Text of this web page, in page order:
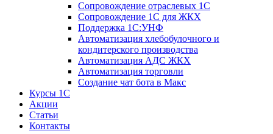
Сопровождение отраслевых 1С
Сопровождение 1С для ЖКХ
Поддержка 1С:УНФ
Автоматизация хлебобулочного и
кондитерского производства
Автоматизация АДС ЖКХ
Автоматизация торговли
Создание чат бота в Макс
Курсы 1С
Акции
Статьи
Контакты